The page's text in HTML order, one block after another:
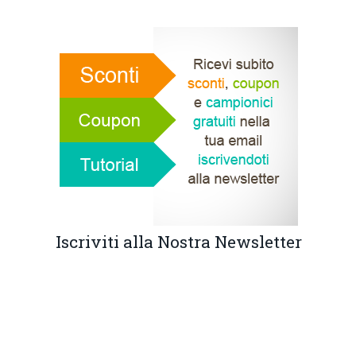
Iscriviti alla Nostra Newsletter